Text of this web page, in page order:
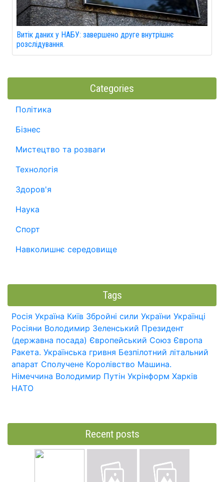
Витік даних у НАБУ: завершено друге внутрішнє
розслідування.
Categories
Політика
Бізнес
Мистецтво та розваги
Технологія
Здоров'я
Наука
Спорт
Навколишнє середовище
Tags
Росія Україна Київ Збройні сили України Українці
Росіяни Володимир Зеленський Президент
(державна посада) Європейський Союз Європа
Ракета. Українська гривня Безпілотний літальний
апарат Сполучене Королівство Машина.
Німеччина Володимир Путін Укрінформ Харків
НАТО
Recent posts